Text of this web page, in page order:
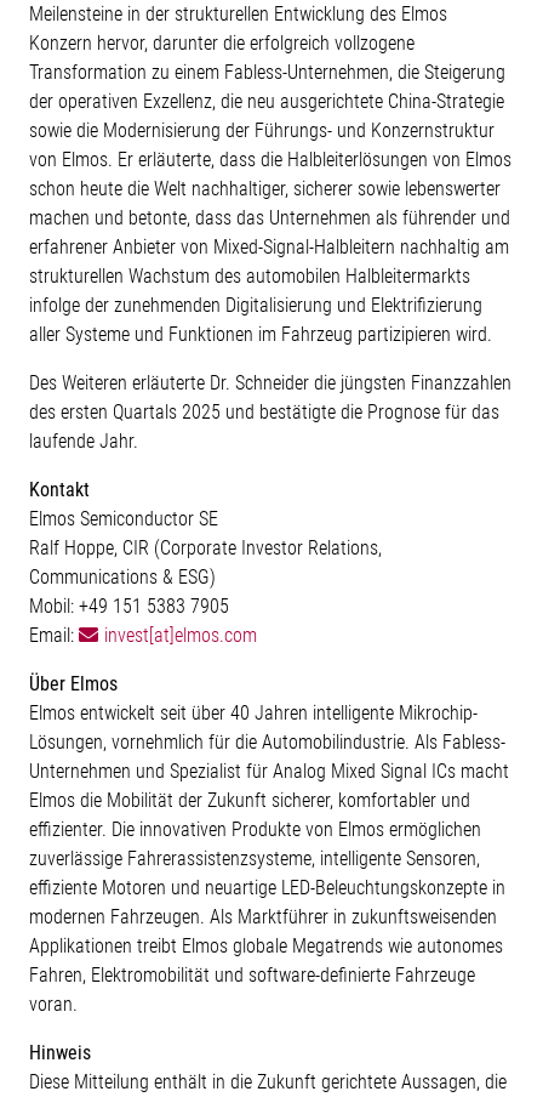
Meilensteine in der strukturellen Entwicklung des Elmos
Konzern hervor, darunter die erfolgreich vollzogene
Transformation zu einem Fabless-Unternehmen, die Steigerung
der operativen Exzellenz, die neu ausgerichtete China-Strategie
sowie die Modernisierung der Führungs- und Konzernstruktur
von Elmos. Er erläuterte, dass die Halbleiterlösungen von Elmos
schon heute die Welt nachhaltiger, sicherer sowie lebenswerter
machen und betonte, dass das Unternehmen als führender und
erfahrener Anbieter von Mixed-Signal-Halbleitern nachhaltig am
strukturellen Wachstum des automobilen Halbleitermarkts
infolge der zunehmenden Digitalisierung und Elektrifizierung
aller Systeme und Funktionen im Fahrzeug partizipieren wird.
Des Weiteren erläuterte Dr. Schneider die jüngsten Finanzzahlen
des ersten Quartals 2025 und bestätigte die Prognose für das
laufende Jahr.
Kontakt
Elmos Semiconductor SE
Ralf Hoppe, CIR (Corporate Investor Relations,
Communications & ESG)
Mobil: +49 151 5383 7905
Email:
invest[at]elmos.com
Über Elmos
Elmos entwickelt seit über 40 Jahren intelligente Mikrochip-
Lösungen, vornehmlich für die Automobilindustrie. Als Fabless-
Unternehmen und Spezialist für Analog Mixed Signal ICs macht
Elmos die Mobilität der Zukunft sicherer, komfortabler und
effizienter. Die innovativen Produkte von Elmos ermöglichen
zuverlässige Fahrerassistenzsysteme, intelligente Sensoren,
effiziente Motoren und neuartige LED-Beleuchtungskonzepte in
modernen Fahrzeugen. Als Marktführer in zukunftsweisenden
Applikationen treibt Elmos globale Megatrends wie autonomes
Fahren, Elektromobilität und software-definierte Fahrzeuge
voran.
Hinweis
Diese Mitteilung enthält in die Zukunft gerichtete Aussagen, die